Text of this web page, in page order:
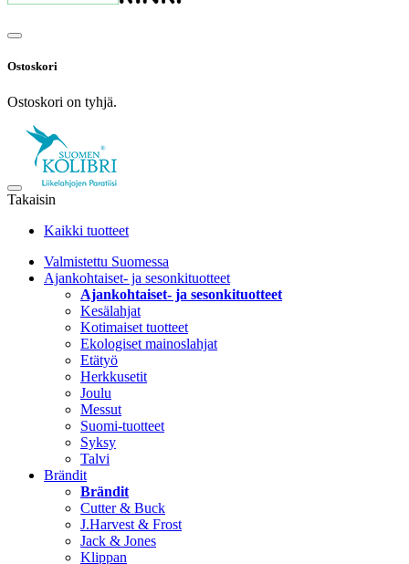
Ostoskori
Ostoskori on tyhjä.
Takaisin
Kaikki tuotteet
Valmistettu Suomessa
Ajankohtaiset- ja sesonkituotteet
Ajankohtaiset- ja sesonkituotteet
Kesälahjat
Kotimaiset tuotteet
Ekologiset mainoslahjat
Etätyö
Herkkusetit
Joulu
Messut
Suomi-tuotteet
Syksy
Talvi
Brändit
Brändit
Cutter & Buck
J.Harvest & Frost
Jack & Jones
Klippan